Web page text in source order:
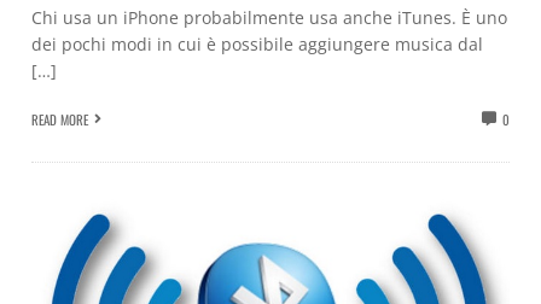
Chi usa un iPhone probabilmente usa anche iTunes. È uno
dei pochi modi in cui è possibile aggiungere musica dal
[…]
READ MORE 0